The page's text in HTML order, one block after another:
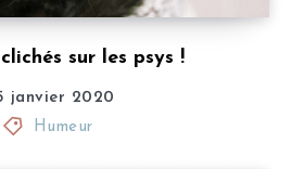
sur les psys !
janvier 2020
Humeur